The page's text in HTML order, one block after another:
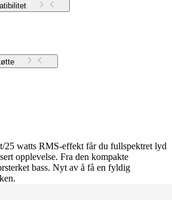
25 watts RMS-effekt får du fullspektret lyd
opplevelse. Fra den kompakte
bass. Nyt av å få en fyldig